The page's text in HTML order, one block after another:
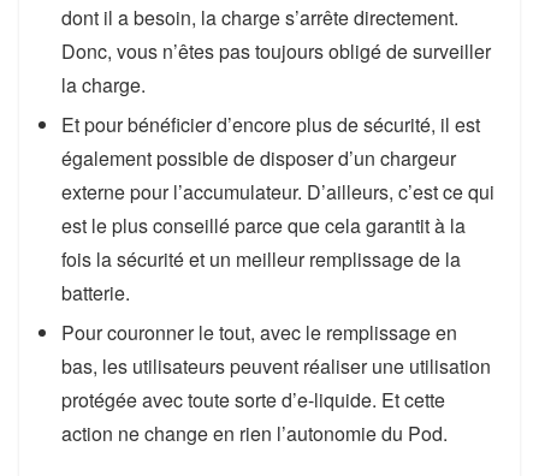
dont il a besoin, la charge s’arrête directement.
Donc, vous n’êtes pas toujours obligé de surveiller
la charge.
Et pour bénéficier d’encore plus de sécurité, il est
également possible de disposer d’un chargeur
externe pour l’accumulateur. D’ailleurs, c’est ce qui
est le plus conseillé parce que cela garantit à la
fois la sécurité et un meilleur remplissage de la
batterie.
Pour couronner le tout, avec le remplissage en
bas, les utilisateurs peuvent réaliser une utilisation
protégée avec toute sorte d’e-liquide. Et cette
action ne change en rien l’autonomie du Pod.